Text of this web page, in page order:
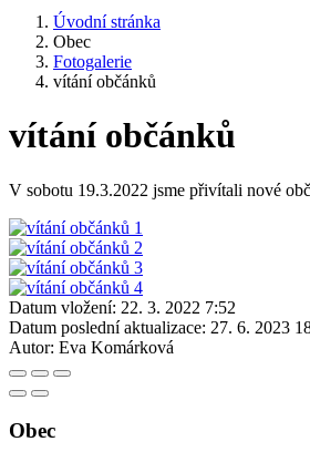
Úvodní stránka
Obec
Fotogalerie
vítání občánků
vítání občánků
V sobotu 19.3.2022 jsme přivítali nové
Datum vložení: 22. 3. 2022 7:52
Datum poslední aktualizace: 27. 6. 2023
Autor: Eva Komárková
Obec